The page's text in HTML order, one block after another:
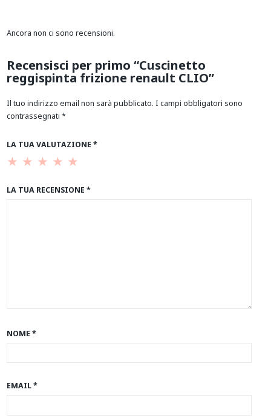
Ancora non ci sono recensioni.
Recensisci per primo “Cuscinetto
reggispinta frizione renault CLIO”
Il tuo indirizzo email non sarà pubblicato. I campi obbligatori sono
contrassegnati *
LA TUA VALUTAZIONE *
LA TUA RECENSIONE *
NOME *
EMAIL*